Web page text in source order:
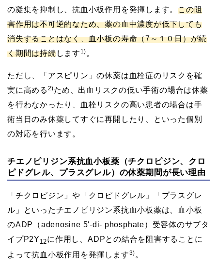
の凝集を抑制し、抗血小板作用を発揮します。この阻
害作用は不可逆的なため、薬の血中濃度が低下しても
消失することはなく、血小板の寿命（7～１０日）が続
く期間は持続します 1) 。
ただし、「アスピリン」の休薬は血栓症のリスクを確
実に高める 2)ため、出血リスクの低い手術の場合は休薬
を行わなかったり、血栓リスクの高い患者の場合は手
術当日のみ休薬してすぐに再開したり、といった個別
の対応を行います。
チエノピリジン系抗血小板薬（チクロピジン、クロ
ピドグレル、プラスグレル）の休薬期間が長い理由
「チクロピジン」や「クロピドグレル」「プラスグレ
ル」といったチエノピリジン系抗血小板薬は、血小板
のADP（adenosine 5′-di- phosphate）受容体のサブタ
イプP2Y 12に作用し、ADPとの結合を阻害することに
よって抗血小板作用を発揮します3) 。